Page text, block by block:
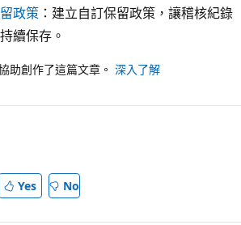
政策 ：建立自訂保留政策，讓稽核紀錄
續保存。
助創作了這篇文章。 深入了解
Yes No